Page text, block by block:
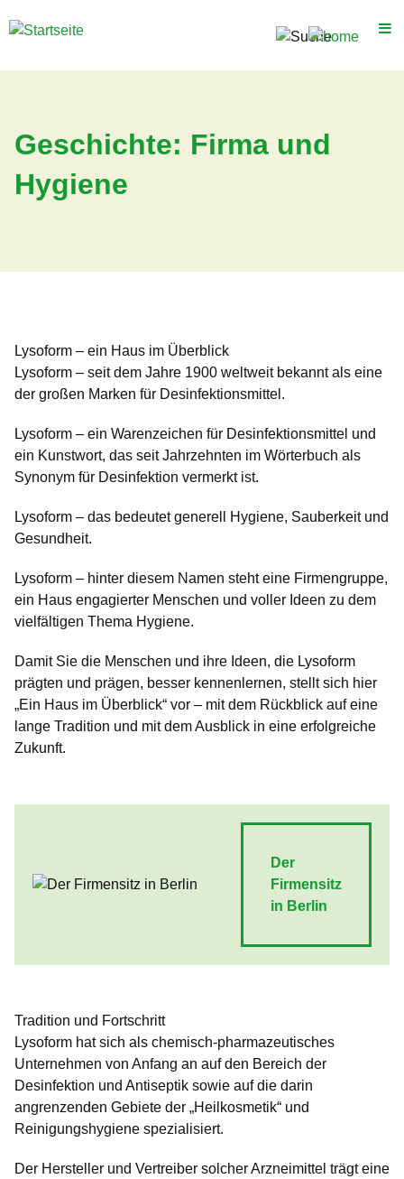
zum
Über uns
Aktionsangebote
Geschichte: Firma und
Hygiene
Lysoform – ein Haus im Überblick
Lysoform – seit dem Jahre 1900 weltweit bekannt als eine
der großen Marken für Desinfektionsmittel.
Lysoform – ein Warenzeichen für Desinfektionsmittel und
ein Kunstwort, das seit Jahrzehnten im Wörterbuch als
Synonym für Desinfektion vermerkt ist.
Lysoform – das bedeutet generell Hygiene, Sauberkeit und
Gesundheit.
Lysoform – hinter diesem Namen steht eine Firmengruppe,
ein Haus engagierter Menschen und voller Ideen zu dem
vielfältigen Thema Hygiene.
Damit Sie die Menschen und ihre Ideen, die Lysoform
prägten und prägen, besser kennenlernen, stellt sich hier
„Ein Haus im Überblick“ vor – mit dem Rückblick auf eine
lange Tradition und mit dem Ausblick in eine erfolgreiche
Zukunft.
Der
Firmensitz
in Berlin
Tradition und Fortschritt
Lysoform hat sich als chemisch-pharmazeutisches
Unternehmen von Anfang an auf den Bereich der
Desinfektion und Antiseptik sowie auf die darin
angrenzenden Gebiete der „Heilkosmetik“ und
Reinigungshygiene spezialisiert.
Der Hersteller und Vertreiber solcher Arzneimittel trägt eine